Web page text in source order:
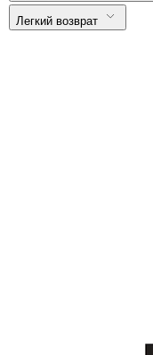
Легкий возврат